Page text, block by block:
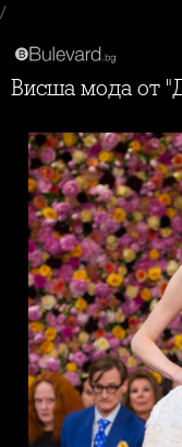
/
Висша мода от